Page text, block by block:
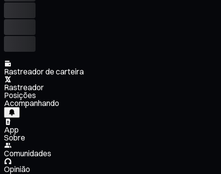
Rastreador de carteira
Rastreador
Posições
Acompanhando
App
Sobre
Comunidades
Opinião